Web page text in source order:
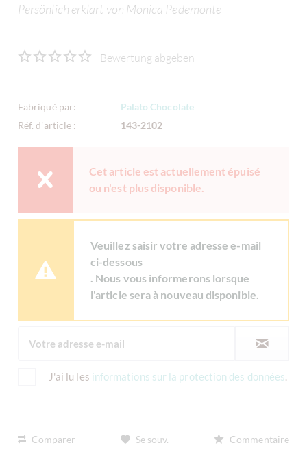
Persönlich erklart von Monica Pedemonte
Bewertung abgeben
Fabriqué par:
Palato Chocolate
Réf. d'article :
143-2102
Cet article est actuellement épuisé
ou n'est plus disponible.
Veuillez saisir votre adresse e-mail
ci-dessous
. Nous vous informerons lorsque
l'article sera à nouveau disponible.
J'ai lu les informations sur la protection des données.
Comparer Se souv. Commentaire